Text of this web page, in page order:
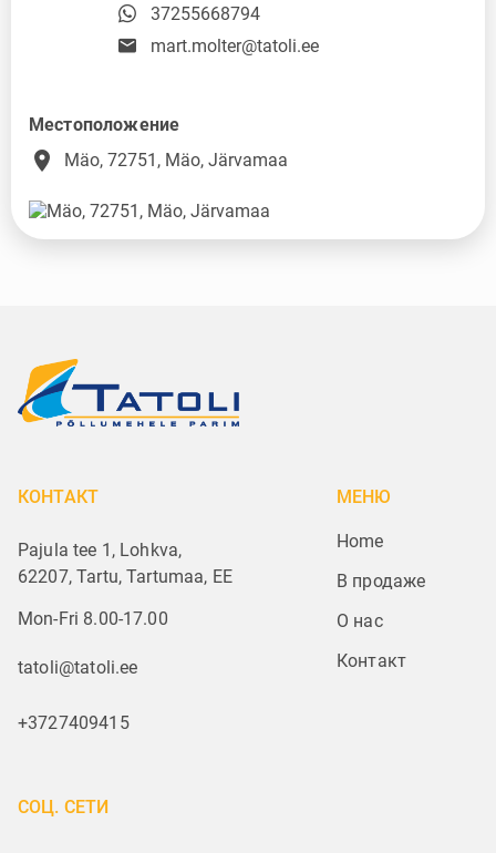
37255668794
mart.molter@tatoli.ee
Местоположение
place Mäo, 72751, Mäo, Järvamaa
КОНТАКТ
Pajula tee 1, Lohkva,
62207, Tartu, Tartumaa, EE
Mon-Fri 8.00-17.00
tatoli@tatoli.ee
+3727409415
МЕНЮ
Home
В продаже
О нас
Контакт
СОЦ. СЕТИ